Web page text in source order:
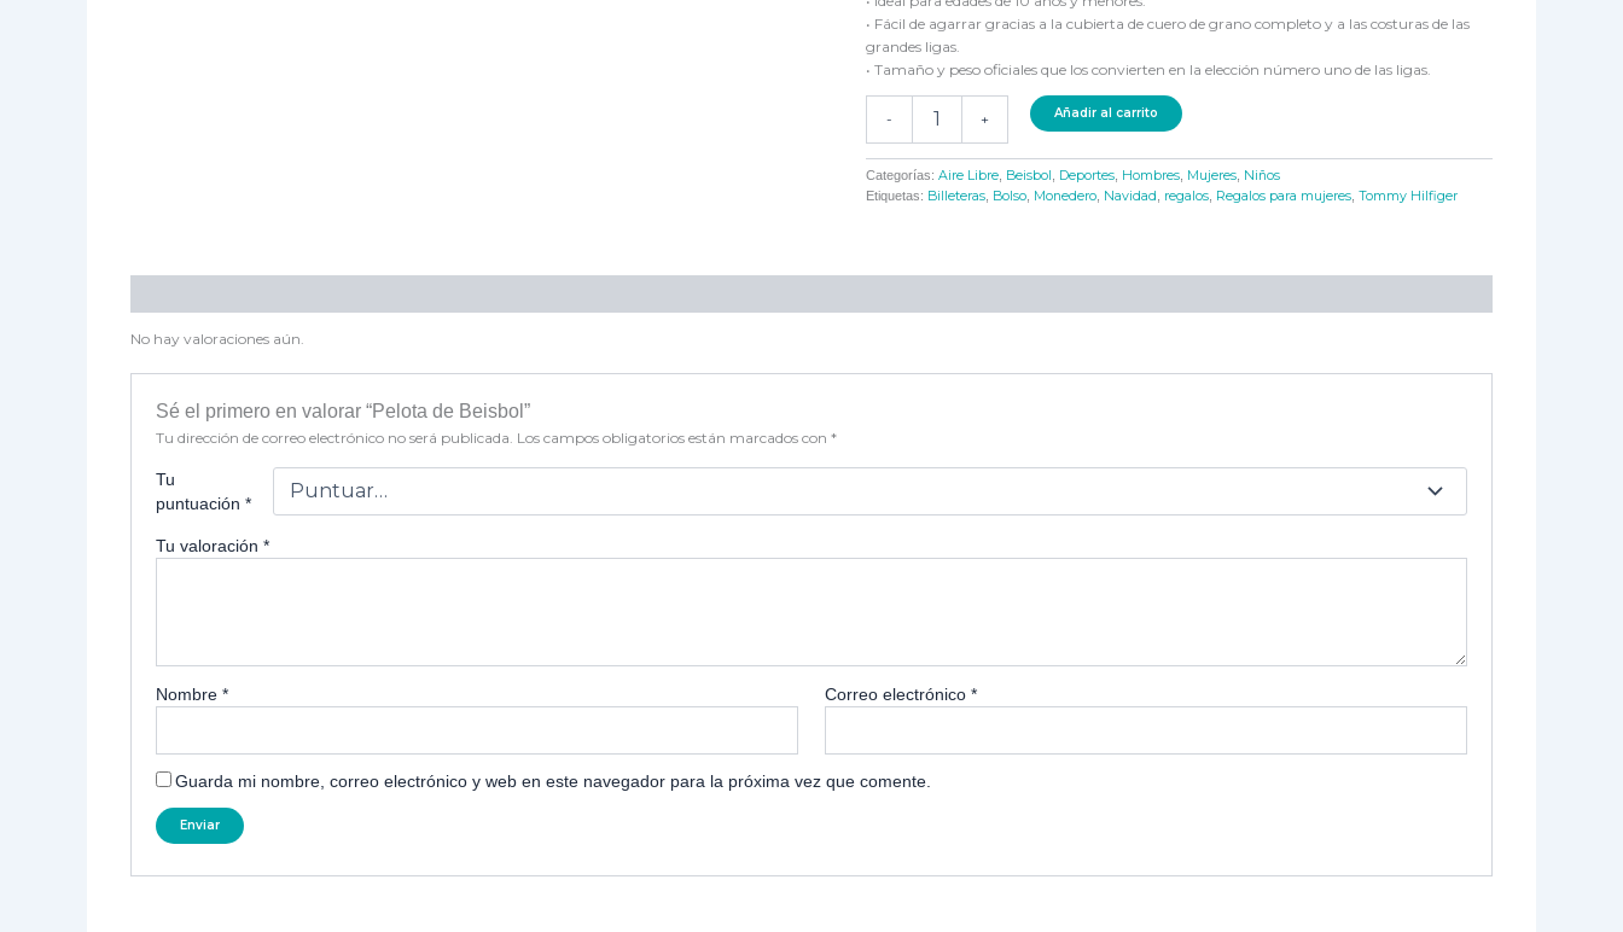
• Fácil de agarrar gracias a la cubierta de cuero de grano completo y a las costuras de las
grandes ligas.
• Tamaño y peso oficiales que los convierten en la elección número uno de las ligas.
- + Añadir al carrito
Categorías:Aire Libre Beisbol Deportes Hombres Mujeres Niños
Etiquetas: Billeteras Bolso Monedero Navidad regalos Regalos para mujeres ,Tommy Hilfiger
No hay valoraciones aún.
Sé el primero en valorar “Pelota de Beisbol”
Tu dirección de correo electrónico no será publicada. Los campos obligatorios están marcados con*
Tu
puntuación*
Tu valoración*
Nombre* Correo electrónico *
Guarda mi nombre, correo electrónico y web en este navegador para la próxima vez que comente.